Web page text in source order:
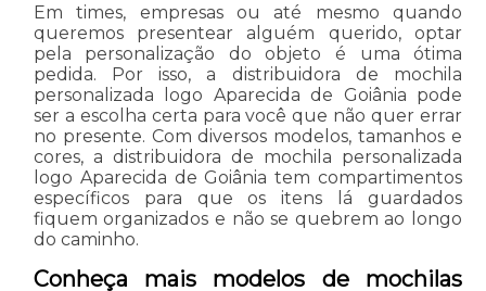
Em times, empresas ou até mesmo quando
queremos presentear alguém querido, optar
pela personalização do objeto é uma ótima
pedida. Por isso, a distribuidora de mochila
personalizada logo Aparecida de Goiânia pode
ser a escolha certa para você que não quer errar
no presente. Com diversos modelos, tamanhos e
cores, a distribuidora de mochila personalizada
logo Aparecida de Goiânia tem compartimentos
específicos para que os itens lá guardados
fiquem organizados e não se quebrem ao longo
do caminho.
Conheça mais modelos de mochilas